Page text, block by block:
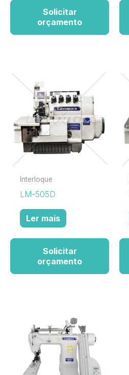
Solicitar
orçamento
Interloque
LM-505D
Ler mais
Solicitar
orçamento